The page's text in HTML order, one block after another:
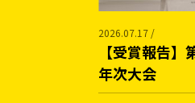
2026.07.17 /
【受賞報告
年次大会